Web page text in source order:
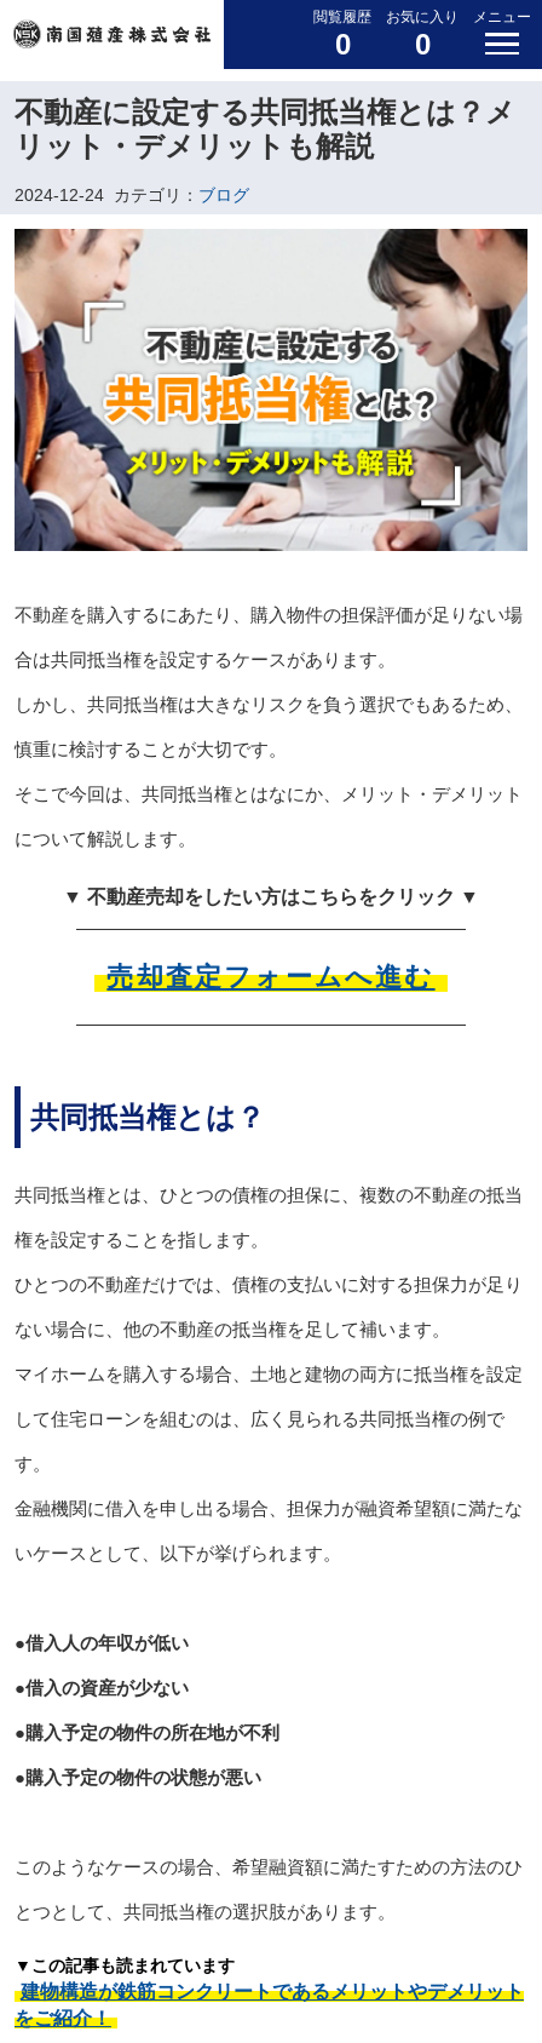
閲覧履歴
0
お気に入り
0
メニュー
不動産に設定する共同抵当権とは？メ
リット・デメリットも解説
2024-12-24 カテゴリ： ブログ
不動産を購入するにあたり、購入物件の担保評価が足りない場
合は共同抵当権を設定するケースがあります。
しかし、共同抵当権は大きなリスクを負う選択でもあるため、
慎重に検討することが大切です。
そこで今回は、共同抵当権とはなにか、メリット・デメリット
について解説します。
▼ 不動産売却をしたい方はこちらをクリック ▼
売却査定フォームへ進む
共同抵当権とは？
共同抵当権とは、ひとつの債権の担保に、複数の不動産の抵当
権を設定することを指します。
ひとつの不動産だけでは、債権の支払いに対する担保力が足り
ない場合に、他の不動産の抵当権を足して補います。
マイホームを購入する場合、土地と建物の両方に抵当権を設定
して住宅ローンを組むのは、広く見られる共同抵当権の例で
す。
金融機関に借入を申し出る場合、担保力が融資希望額に満たな
いケースとして、以下が挙げられます。
●借入人の年収が低い
●借入の資産が少ない
●購入予定の物件の所在地が不利
●購入予定の物件の状態が悪い
このようなケースの場合、希望融資額に満たすための方法のひ
とつとして、共同抵当権の選択肢があります。
▼この記事も読まれています
建物構造が鉄筋コンクリートであるメリットやデメリット
をご紹介！